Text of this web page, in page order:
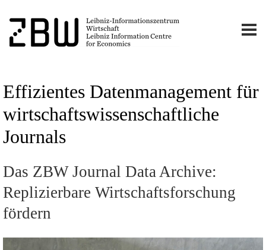
Effizientes Datenmanagement für
wirtschaftswissenschaftliche
Journals
Das ZBW Journal Data Archive:
Replizierbare Wirtschaftsforschung
fördern